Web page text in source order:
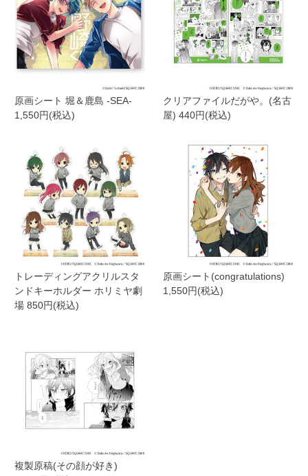
原画シート 堀＆鹿島 -SEA-
1,550円(税込)
クリアファイルだがや。(名古
屋) 440円(税込)
トレーディングアクリルスタ
ンドキーホルダー ホリミヤ劇
場 850円(税込)
原画シート(congratulations)
1,550円(税込)
複製原稿(その顔が好き)